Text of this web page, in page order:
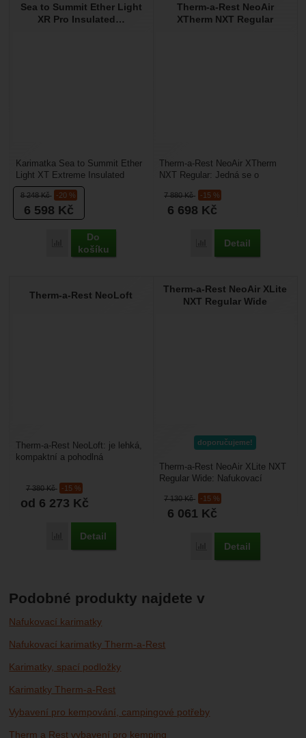
Sea to Summit Ether Light
XR Pro Insulated…
8 248Kč -20 %
6 598 Kč
Porovnat
Do
košíku
Karimatka Sea to Summit Ether
Light XT Extreme Insulated
(Rectangular Large Wide) Tento
model s označením...
Therm-a-Rest NeoAir
XTherm NXT Regular
7 880Kč -15 %
6 698 Kč
Porovnat
Detail
Therm-a-Rest NeoAir XTherm
NXT Regular: Jedná se o
karimatku, s nejlepším
poměrem...
Therm-a-Rest NeoLoft
7 380Kč -15 %
od 6 273 Kč
Porovnat
Detail
Therm-a-Rest NeoLoft: je lehká,
kompaktní a pohodlná
pro cestování, backpacking...
Therm-a-Rest NeoAir XLite
NXT Regular Wide
doporučujeme!
7 130Kč -15 %
6 061 Kč
Porovnat
Detail
Therm-a-Rest NeoAir XLite NXT
Regular Wide: Nafukovací
venku. Má vylepšený...
Podobné produkty najdete v
Nafukovací karimatky
Nafukovací karimatky Therm-a-Rest
Karimatky, spací podložky
Karimatky Therm-a-Rest
Vybavení pro kempování, campingové potřeby
Therm a Rest vybavení pro kemping